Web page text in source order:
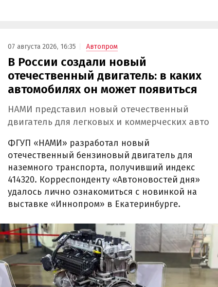
07 августа 2026, 16:35 Автопром
В России создали новый
отечественный двигатель: в каких
автомобилях он может появиться
НАМИ представил новый отечественный
двигатель для легковых и коммерческих авто
ФГУП «НАМИ» разработал новый
отечественный бензиновый двигатель для
наземного транспорта, получивший индекс
414320. Корреспонденту «Автоновостей дня»
удалось лично ознакомиться с новинкой на
выставке «Иннопром» в Екатеринбурге.